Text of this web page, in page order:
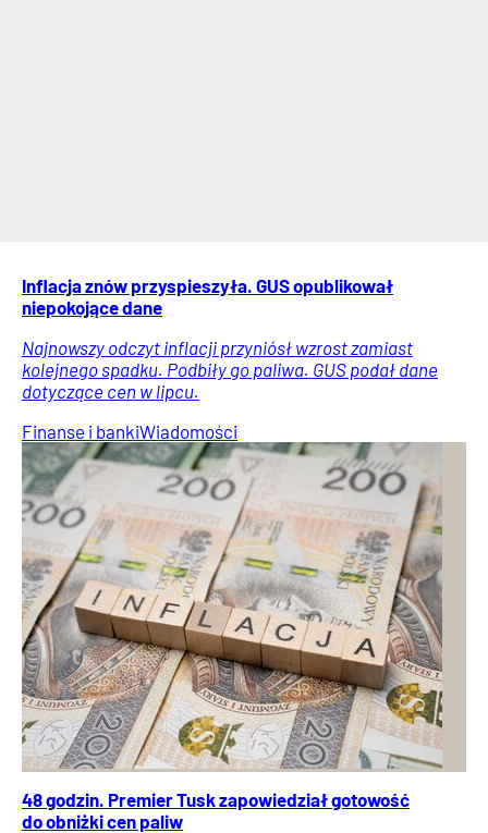
Inflacja znów przyspieszyła. GUS opublikował
niepokojące dane
Najnowszy odczyt inflacji przyniósł wzrost zamiast
kolejnego spadku. Podbiły go paliwa. GUS podał dane
dotyczące cen w lipcu.
Finanse i bankiWiadomości
48 godzin. Premier Tusk zapowiedział gotowość
do obniżki cen paliw